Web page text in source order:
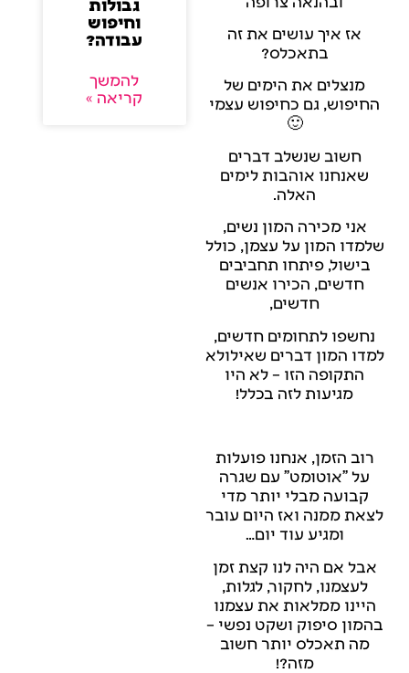
אז איך עושים את זה
בתאכלס?
מנצלים את הימים של
החיפוש, גם כחיפוש עצמי
🙂
חשוב שנשלב דברים
שאנחנו אוהבות לימים
האלה.
אני מכירה המון נשים,
שלמדו המון על עצמן, כולל
בישול, פיתחו תחביבים
חדשים, הכירו אנשים
חדשים,
נחשפו לתחומים חדשים,
למדו המון דברים שאילולא
התקופה הזו – לא היו
מגיעות לזה בכלל!
רוב הזמן, אנחנו פועלות
על "אוטומט" עם שגרה
קבועה מבלי יותר מדי
לצאת ממנה ואז היום עובר
ומגיע עוד יום…
אבל אם היה לנו קצת זמן
לעצמנו, לחקור, לגלות,
היינו ממלאות את עצמנו
בהמון סיפוק ושקט נפשי –
מה תאכלס יותר חשוב
מזה?!
וחיפוש
עבודה?
להמשך
קריאה »